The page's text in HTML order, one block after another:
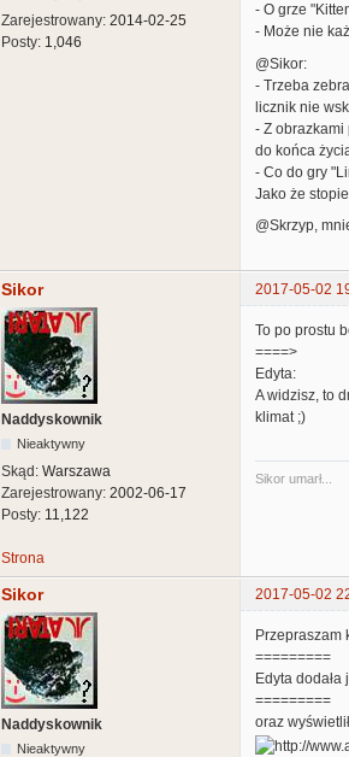
Zarejestrowany: 2014-02-25
Posty: 1,046
- O grze
- Może nie
@Sikor:
- Trzeba
licznik nie
- Z obrazkami
do końca
- Co do gry
Jako że
@Skrzyp,
Sikor 2017-05-02
Naddyskownik
Nieaktywny
Skąd: Warszawa
Zarejestrowany: 2002-06-17
Posty: 11,122
To po prostu
====>
Edyta:
A widzisz, to
klimat ;)
Sikor umarł...
Strona
Sikor 2017-05-02
Naddyskownik
Nieaktywny
Przepraszam
=========
Edyta
=========
oraz